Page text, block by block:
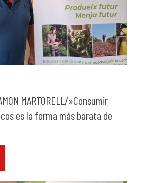
MARTORELL/»Consumir
es la forma más barata de